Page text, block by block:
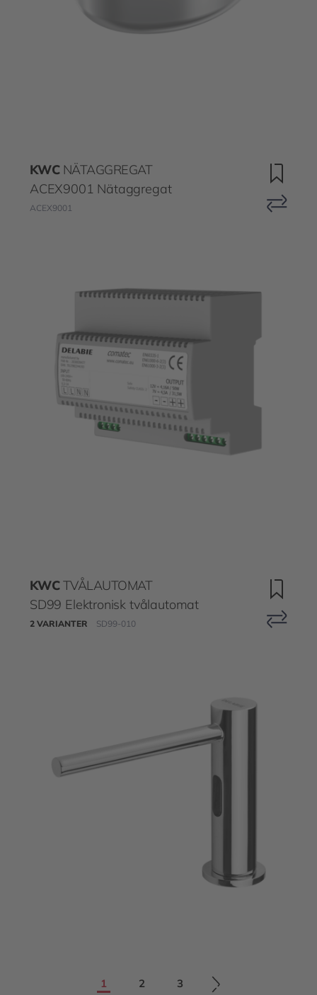
KWC NÄTAGGREGAT
ACEX9001 Nätaggregat
ACEX9001
KWCTVÅLAUTOMAT
SD99 Elektronisk tvålautomat
2 VARIANTER SD99-010
1 2 3